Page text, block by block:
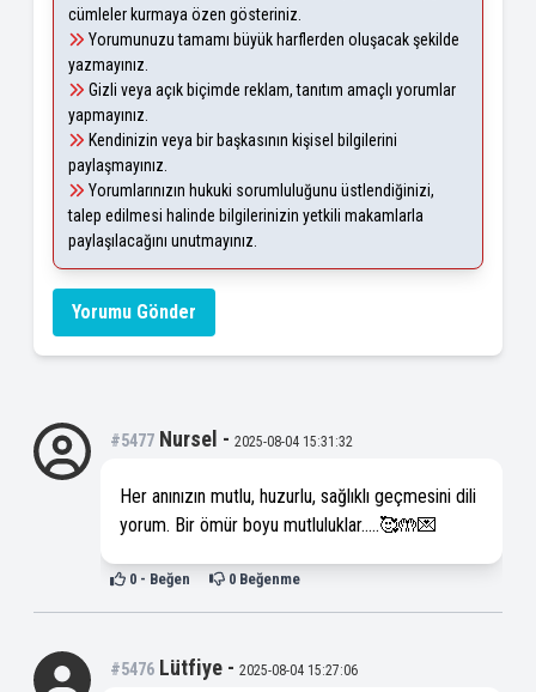
cümleler kurmaya özen gösteriniz.
Yorumunuzu tamamı büyük harflerden oluşacak şekilde
yazmayınız.
Gizli veya açık biçimde reklam, tanıtım amaçlı yorumlar
yapmayınız.
Kendinizin veya bir başkasının kişisel bilgilerini
paylaşmayınız.
Yorumlarınızın hukuki sorumluluğunu üstlendiğinizi,
talep edilmesi halinde bilgilerinizin yetkili makamlarla
paylaşılacağını unutmayınız.
Yorumu Gönder
#5477 Nursel - 2025-08-04 15:31:32
Her anınızın mutlu, huzurlu, sağlıklı geçmesini dili
yorum. Bir ömür boyu mutluluklar.....🥰🤲💌
0- Beğen 0Beğenme
#5476 Lütfiye - 2025-08-04 15:27:06